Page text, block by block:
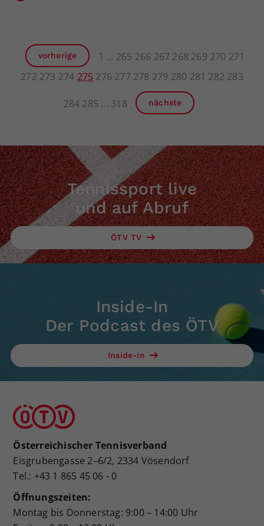
vorherige 1 265 266 267 268 269 270 271
272 273 274 275 276 277 278 279 280 281 282 283
284 285 318 nächste
Tennissport live
und auf Abruf
ÖTV TV
Inside-In
Der Podcast des ÖTV
Inside-In
Österreichischer Tennisverband
Eisgrubengasse 2–6/2, 2334 Vösendorf
Tel.: +43 1 865 45 06 - 0
Öffnungszeiten:
Montag bis Donnerstag: 9:00 – 14:00 Uhr